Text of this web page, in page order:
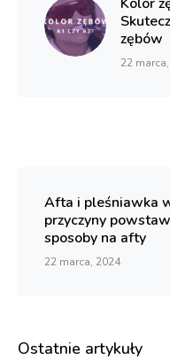
zębów
22
Afta i pleśniawka
przyczyny
sposoby na afty
22 marca, 2024
Ostatnie artykuły